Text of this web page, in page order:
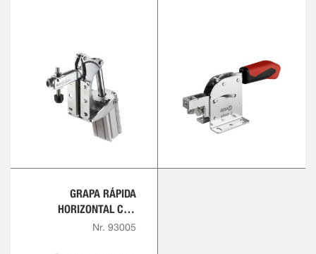
GRAPA RÁPIDA
HORIZONTAL CON
EMPUÑADURA ROJA
Nr. 93005